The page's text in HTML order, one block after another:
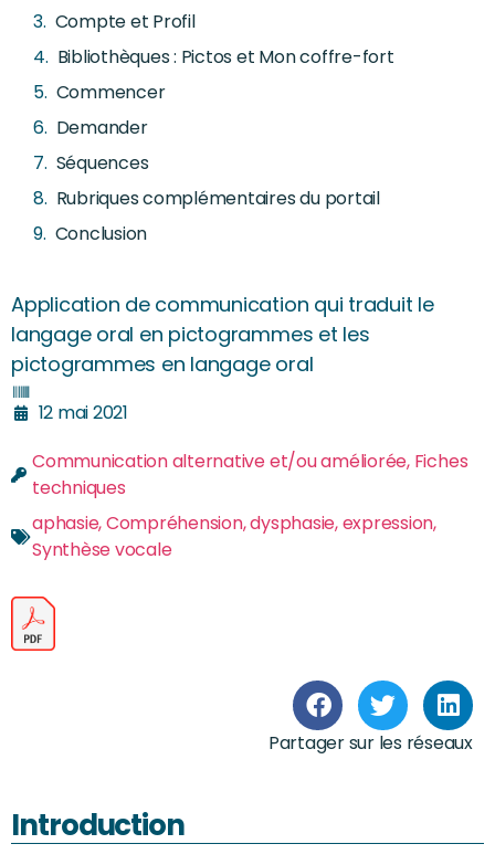
Compte et Profil
Bibliothèques : Pictos et Mon coffre-fort
Commencer
Demander
Séquences
Rubriques complémentaires du portail
Conclusion
Application de communication qui traduit le
langage oral en pictogrammes et les
pictogrammes en langage oral
12 mai 2021
Communication alternative et/ou améliorée, Fiches
techniques
aphasie,Compréhension,dysphasie,expression,
Synthèse vocale
Partager sur les réseaux
Introduction